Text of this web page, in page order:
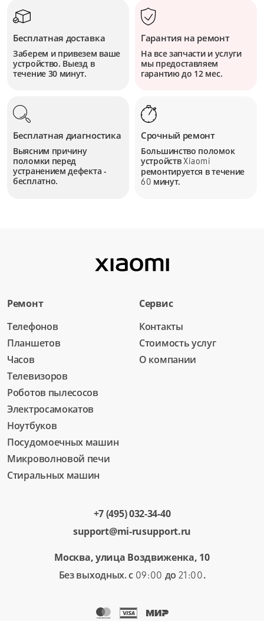
Бесплатная доставка
Заберем и привезем ваше
устройство. Выезд в
течение 30 минут.
Гарантия на ремонт
На все запчасти и услуги
мы предоставляем
гарантию до 12 мес.
Бесплатная диагностика
Выясним причину
поломки перед
устранением дефекта -
бесплатно.
Срочный ремонт
Большинство поломок
устройствXiaomi
ремонтируется в течение
60 минут.
Ремонт
Телефонов
Планшетов
Часов
Телевизоров
Роботов пылесосов
Электросамокатов
Ноутбуков
Посудомоечных машин
Микроволновой печи
Стиральных машин
Сервис
Контакты
Стоимость услуг
О компании
+7 (495) 032-34-40
support@mi-rusupport.ru
Москва, улица Воздвиженка, 10
Без выходных. с 09:00 до 21:00.